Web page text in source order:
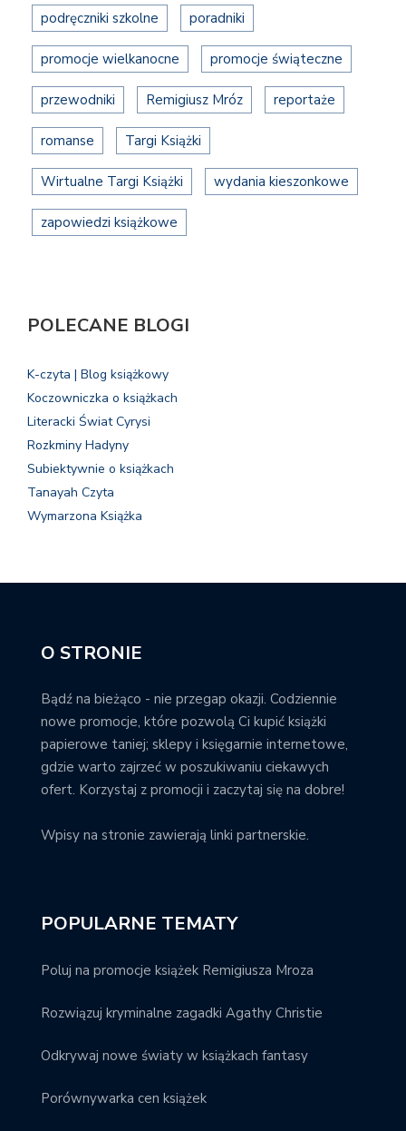
podręczniki szkolne poradniki
promocje wielkanocne promocje świąteczne
przewodniki Remigiusz Mróz reportaże
romanse Targi Książki
Wirtualne Targi Książki wydania kieszonkowe
zapowiedzi książkowe
POLECANE BLOGI
K-czyta | Blog książkowy
Koczowniczka o książkach
Literacki Świat Cyrysi
Rozkminy Hadyny
Subiektywnie o książkach
Tanayah Czyta
Wymarzona Książka
O STRONIE
Bądź na bieżąco - nie przegap okazji. Codziennie
nowe promocje, które pozwolą Ci kupić książki
papierowe taniej; sklepy i księgarnie internetowe,
gdzie warto zajrzeć w poszukiwaniu ciekawych
ofert. Korzystaj z promocji i zaczytaj się na dobre!
Wpisy na stronie zawierają linki partnerskie.
POPULARNE TEMATY
Poluj na promocje książek Remigiusza Mroza
Rozwiązuj kryminalne zagadki Agathy Christie
Odkrywaj nowe światy w książkach fantasy
Porównywarka cen książek